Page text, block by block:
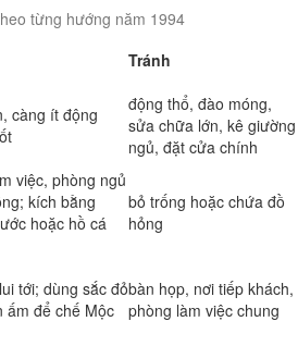
từng hướng năm 1994
Tránh
càng ít động
động thổ, đào móng,
sửa chữa lớn, kê giường
ngủ, đặt cửa chính
việc, phòng ngủ
kích bằng
hoặc hồ cá
bỏ trống hoặc chứa đồ
hỏng
tới; dùng sắc đỏ
ấm để chế Mộc
bàn họp, nơi tiếp khách,
phòng làm việc chung